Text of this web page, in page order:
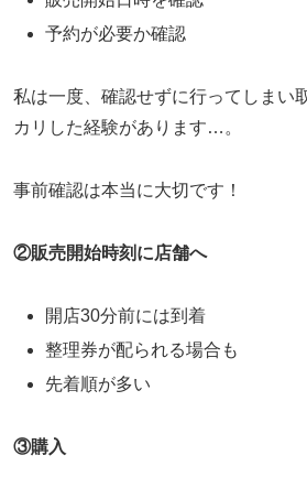
予約が必要か確認
私は一度、確認せずに行ってしまい
カリした経験があります…。
事前確認は本当に大切です！
②販売開始時刻に店舗へ
開店30分前には到着
整理券が配られる場合も
先着順が多い
③購入